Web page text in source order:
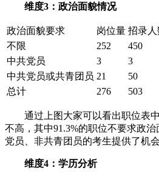
维度3：政治面貌情况
政治面貌要求 岗位量 招录人
不限
252
450
中共党员
3
3
中共党员或共青团员 21
50
总计
276 503
通过上图大家可以看出职位表
不高，其中91.3%的职位不要求政
党员、非共青团员的考生提供了机会
维度4：学历分析